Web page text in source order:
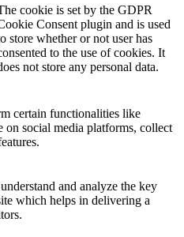
cookie is set by the GDPR
Consent plugin and is used
store whether or not user has
to the use of cookies. It
not store any personal data.
certain functionalities like
on social media platforms, collect
and analyze the key
which helps in delivering a